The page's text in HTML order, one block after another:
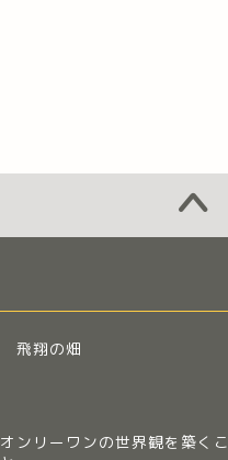
飛翔の畑
オンリーワンの世界観を築くこ